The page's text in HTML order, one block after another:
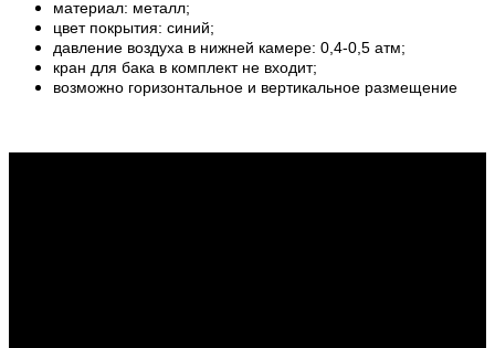
материал: металл;
цвет покрытия: синий;
давление воздуха в нижней камере: 0,4-0,5 атм;
кран для бака в комплект не входит;
возможно горизонтальное и вертикальное размещение